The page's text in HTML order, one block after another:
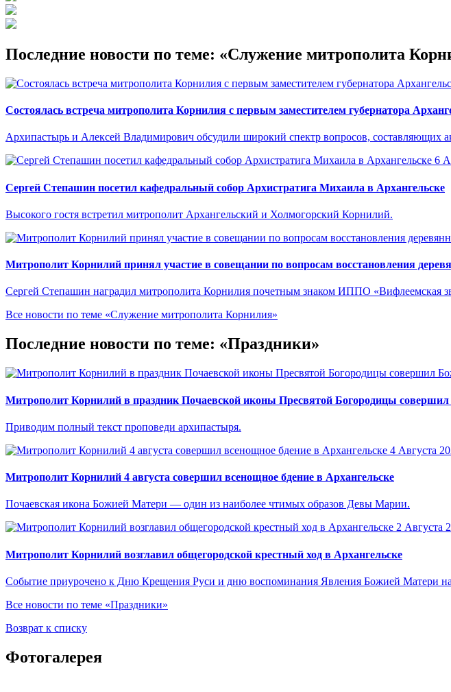
Последние новости по теме: «Служение митрополита
Состоялась встреча митрополита Корнилия с первым заместителем губернатора
Архипастырь и Алексей Владимирович обсудили широкий спектр вопросов, составляющих
6
Сергей Степашин посетил кафедральный собор Архистратига Михаила в Архангельске
Высокого гостя встретил митрополит Архангельский и Холмогорский Корнилий.
Митрополит Корнилий принял участие в совещании по вопросам восстановления
Сергей Степашин наградил митрополита Корнилия почетным знаком ИППО «Вифлеемская
Все новости по теме «Служение митрополита Корнилия»
Последние новости по теме: «Праздники»
Митрополит Корнилий в праздник Почаевской иконы Пресвятой Богородицы
Приводим полный текст проповеди архипастыря.
4 Августа
Митрополит Корнилий 4 августа совершил всенощное бдение в Архангельске
Почаевская икона Божией Матери — один из наиболее чтимых образов Девы Марии.
2 Августа
Митрополит Корнилий возглавил общегородской крестный ход в Архангельске
Событие приурочено к Дню Крещения Руси и дню воспоминания Явления Божией Матери
Все новости по теме «Праздники»
Возврат к списку
Фотогалерея